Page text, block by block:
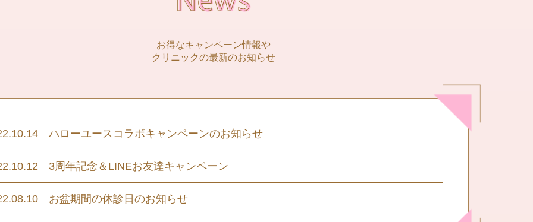
お得なキャンペーン情報や
クリニックの最新のお知らせ
ハローユースコラボキャンペーンのお知らせ
3周年記念＆LINEお友達キャンペーン
お盆期間の休診日のお知らせ